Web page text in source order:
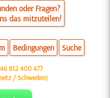
oder Fragen?
das mitzuteilen!
Bedingungen Suche
812 400 477
/ Schweden)